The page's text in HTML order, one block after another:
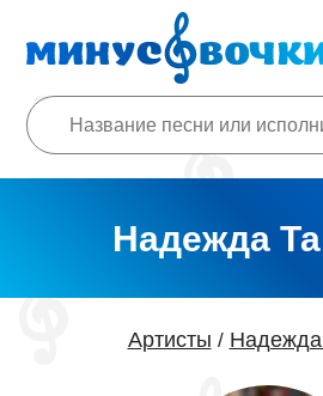
Надежда
Артисты / Надежда